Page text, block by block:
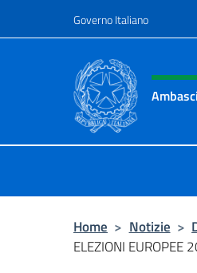
Governo Italiano
Intestazione
Home > Notizie >
ELEZIONI EUROPEE